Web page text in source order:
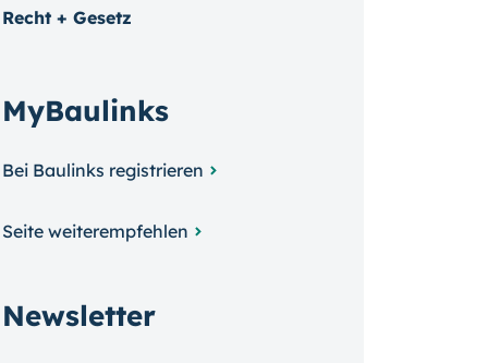
Recht + Gesetz
MyBaulinks
Bei Baulinks registrieren
Seite weiterempfehlen
Newsletter